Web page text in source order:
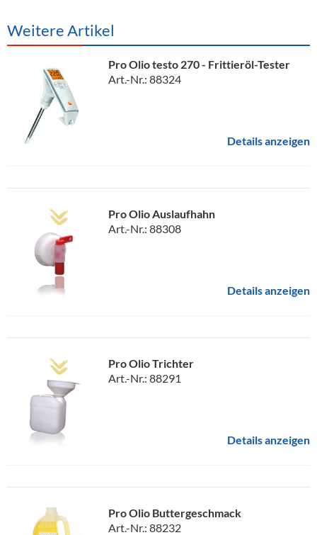
Weitere Artikel
Pro Olio testo 270 - Frittieröl-Tester
Art.-Nr.: 88324
Details anzeigen
Pro Olio Auslaufhahn
Art.-Nr.: 88308
Details anzeigen
Pro Olio Trichter
Art.-Nr.: 88291
Details anzeigen
Pro Olio Buttergeschmack
Art.-Nr.: 88232